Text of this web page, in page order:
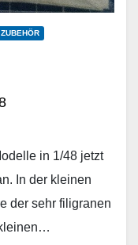
in 1/48 jetzt
In der kleinen
der sehr filigranen